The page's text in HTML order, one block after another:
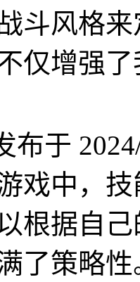
斗风格
仅增强
布于
戏中，
根据自
了策略